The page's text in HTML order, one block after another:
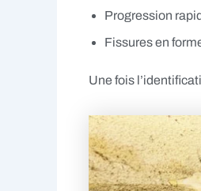
Progression
Fissures en
Une fois